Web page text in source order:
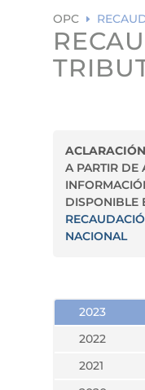
OPC E
A PARTIR DE
DISPONIBLE
NACIONAL
2023
2022
2021